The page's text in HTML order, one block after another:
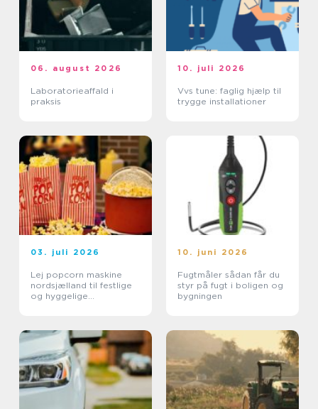
06. august 2026
Laboratorieaffald i
praksis
10. juli 2026
Vvs tune: faglig hjælp til
trygge installationer
03. juli 2026
Lej popcorn maskine
nordsjælland til festlige
og hyggelige
10. juni 2026
Fugtmåler sådan får du
styr på fugt i boligen og
bygningen